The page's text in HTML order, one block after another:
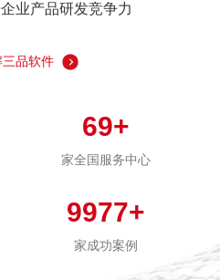
业产品研发竞争力
品软件
69+
家全国服务中心
9977+
家成功案例